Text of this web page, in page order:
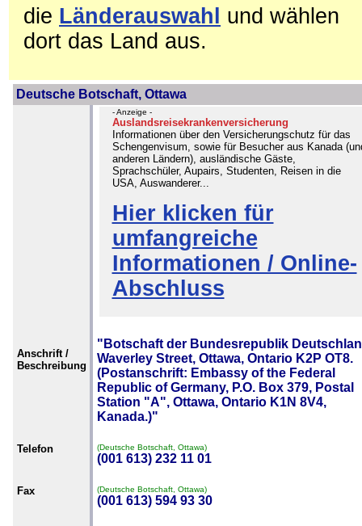
die Länderauswahl
und wählen
dort das Land aus.
Deutsche Botschaft, Ottawa
- Anzeige -
Auslandsreisekrankenversicherung
Informationen über den Versicherungschutz für das
Schengenvisum, sowie für Besucher aus Kanada
anderen Ländern), ausländische Gäste,
Sprachschüler, Aupairs, Studenten, Reisen in die
USA, Auswanderer...
Hier klicken für
umfangreiche
Informationen / Online-
Abschluss
Anschrift /
Beschreibung
"Botschaft der Bundesrepublik
Waverley Street, Ottawa, Ontario K2P OT8.
(Postanschrift: Embassy of the Federal
Republic of Germany, P.O. Box 379, Postal
Station "A", Ottawa, Ontario K1N 8V4,
Kanada.)"
Telefon (Deutsche Botschaft, Ottawa)
(001 613) 232 11 01
Fax (Deutsche Botschaft, Ottawa)
(001 613) 594 93 30